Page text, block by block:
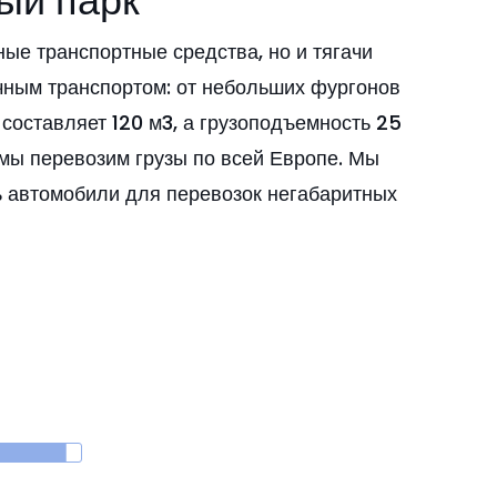
транспортные средства, но и тягачи
транспортом: от небольших фургонов
120 м3, а грузоподъемность 25
перевозим грузы по всей Европе. Мы
для перевозок негабаритных